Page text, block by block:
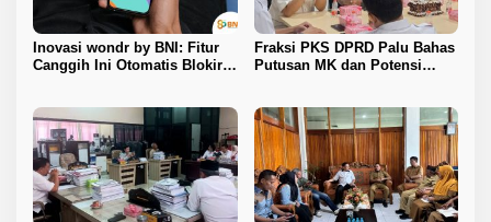
Inovasi wondr by BNI: Fitur
Canggih Ini Otomatis Blokir
Fraksi PKS DPRD Palu Bahas
Putusan MK dan Potensi